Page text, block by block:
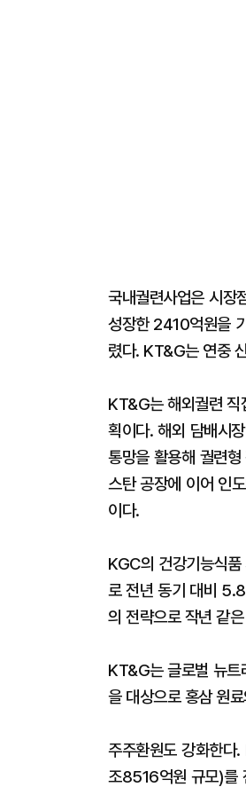
국내궐련사업은 시
성장한 2410억원을
렸다. KT&G는 연중
KT&G는 해외궐련 직
획이다. 해외 담배시
통망을 활용해 궐련
스탄 공장에 이어 인
이다.
KGC의 건강기능식품
로 전년 동기 대비
의 전략으로 작년 같
KT&G는 글로벌 뉴트
을 대상으로 홍삼 원
주주환원도 강화한
조8516억원 규모)를